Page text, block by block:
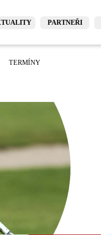
PARTNEŘI
TERMÍNY